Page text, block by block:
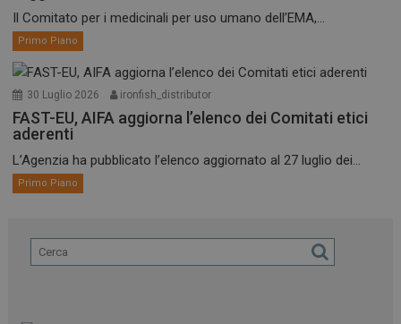
Il Comitato per i medicinali per uso umano dell’EMA,...
Primo Piano
30 Luglio 2026 ironfish_distributor
FAST-EU, AIFA aggiorna l’elenco dei Comitati etici
aderenti
L’Agenzia ha pubblicato l’elenco aggiornato al 27 luglio dei...
Primo Piano